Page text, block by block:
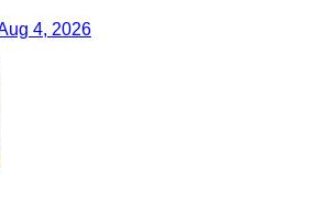
4, 2026